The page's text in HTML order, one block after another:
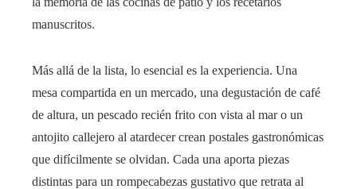
manuscritos.
Más allá de la lista, lo esencial es la experiencia. Una
mesa compartida en un mercado, una degustación de café
de altura, un pescado recién frito con vista al mar o un
antojito callejero al atardecer crean postales gastronómicas
que difícilmente se olvidan. Cada una aporta piezas
distintas para un rompecabezas gustativo que retrata al